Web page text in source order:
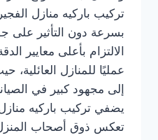
تركيب باركيه منازل
بسرعة دون التأثير على
الالتزام بأعلى معايير
عمليًا للمنازل العائلية،
إلى مجهود كبير في
يضفي تركيب باركيه
تعكس ذوق أصحاب المنزل